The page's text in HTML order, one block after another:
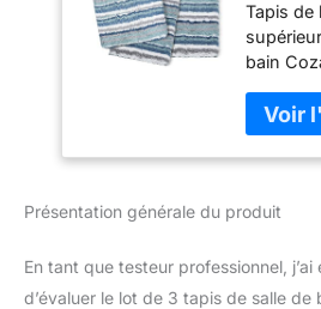
en
de
Tapis de
bain
douces
horribles
Plus
Présentation générale du produit
En tant que testeur professionnel, j’ai
d’évaluer le lot de 3 tapis de salle de